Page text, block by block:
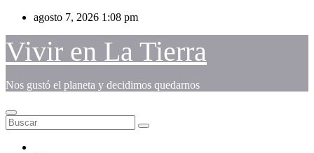
Saltar
contenido
agosto 7, 2026 1:08 pm
Vivir en La Tierra
Nos gustó el planeta y decidimos quedarnos